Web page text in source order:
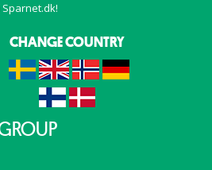
CHANGE COUNTRY